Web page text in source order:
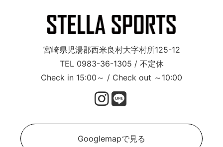
宮崎県児湯郡西米良村大字村所125-12
TEL 0983-36-1305 / 不定休
Check in 15:00～ / Check out ～10:00
Googlemapで見る